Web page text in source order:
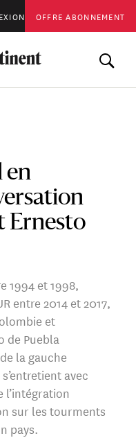
OFFRE ABONNEMENT
en
Ernesto
1994 et 1998,
entre 2014 et 2017,
et
de Puebla
la gauche
avec
l’intégration
sur les tourments
pays.